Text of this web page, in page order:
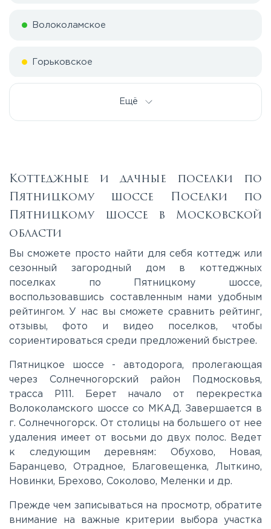
Волоколамское
Горьковское
Калужское
Каширское
Ленинградское
Лихачевское
Можайское
Новорязанское
Носовихинское
Ещё
Коттеджные и дачные поселки по
Пятницкому шоссе Поселки по
Пятницкому шоссе в Московской
области
Вы сможете просто найти для себя коттедж или
сезонный загородный дом в коттеджных
поселках по Пятницкому шоссе,
воспользовавшись составленным нами удобным
рейтингом. У нас вы сможете сравнить рейтинг,
отзывы, фото и видео поселков, чтобы
сориентироваться среди предложений быстрее.
Пятницкое шоссе - автодорога, пролегающая
через Солнечногорский район Подмосковья,
трасса P111. Берет начало от перекрестка
Волоколамского шоссе со МКАД. Завершается в
г. Солнечногорск. От столицы на большего от нее
удаления имеет от восьми до двух полос. Ведет
к следующим деревням: Обухово, Новая,
Баранцево, Отрадное, Благовещенка, Лыткино,
Новинки, Брехово, Соколово, Меленки и др.
Прежде чем записываться на просмотр, обратите
внимание на важные критерии выбора участка